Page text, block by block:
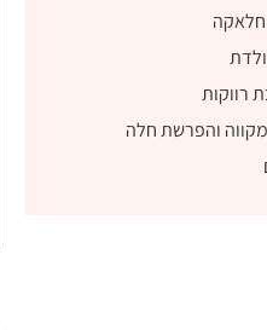
רווקות
והפרשת חלה